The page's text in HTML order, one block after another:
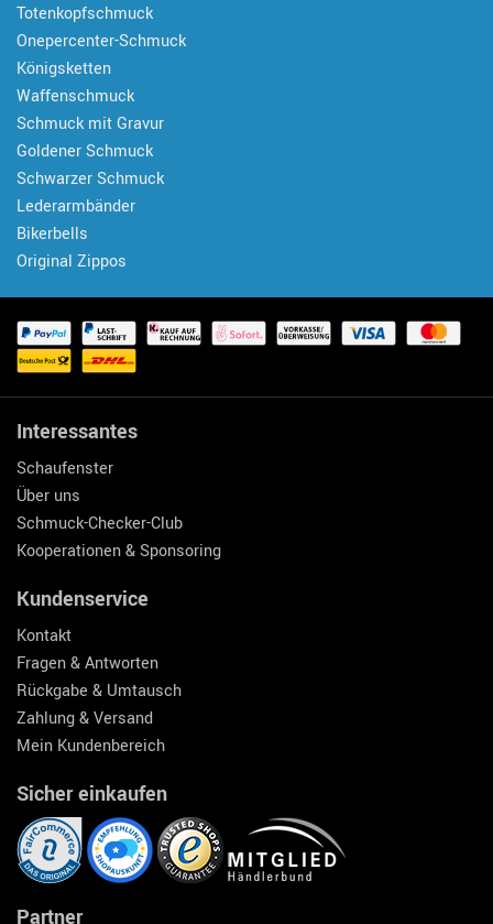
Totenkopfschmuck
Onepercenter-Schmuck
Königsketten
Waffenschmuck
Schmuck mit Gravur
Goldener Schmuck
Schwarzer Schmuck
Lederarmbänder
Bikerbells
Original Zippos
Interessantes
Schaufenster
Über uns
Schmuck-Checker-Club
Kooperationen & Sponsoring
Kundenservice
Kontakt
Fragen & Antworten
Rückgabe & Umtausch
Zahlung & Versand
Mein Kundenbereich
Sicher einkaufen
Partner